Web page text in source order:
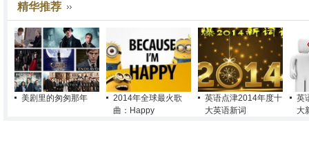
精华推荐
美剧里的匆匆那年
2014年全球最火歌
曲：Happy
英语点津2014年度十
大英语新词
英
大